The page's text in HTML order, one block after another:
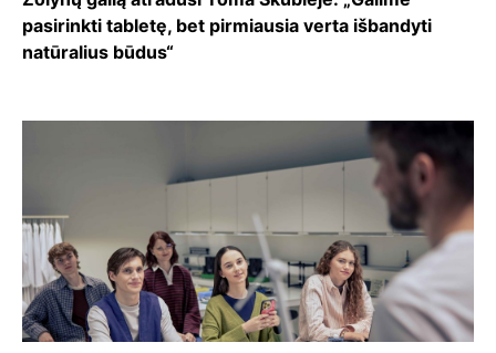
pasirinkti tabletę, bet pirmiausia verta išbandyti
natūralius būdus“